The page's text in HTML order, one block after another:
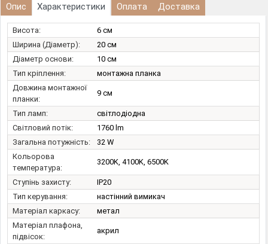
Опис Характеристики Оплата Доставка
Висота:
6 см
Ширина (Діаметр):
20 см
Діаметр основи:
10 см
Тип кріплення:
монтажна планка
Довжина монтажної
планки:
9 см
Тип ламп:
світлодіодна
Світловий потік:
1760 lm
Загальна потужність:
32 W
Кольорова
температура:
3200K, 4100K, 6500K
Ступінь захисту:
IP20
Тип керування:
настінний вимикач
Матеріал каркасу:
метал
Матеріал плафона,
підвісок:
акрил